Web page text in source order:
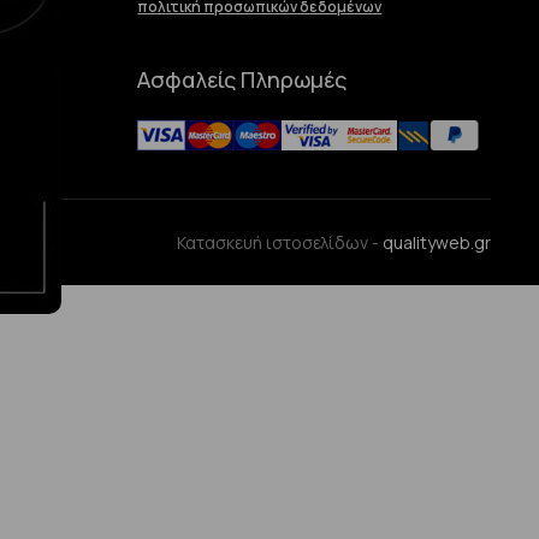
πολιτική προσωπικών δεδομένων
Ασφαλείς Πληρωμές
Κατασκευή ιστοσελίδων - qualityweb.gr